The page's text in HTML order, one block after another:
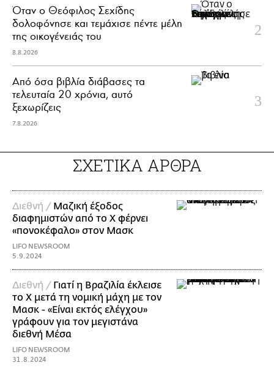
Όταν ο Θεόφιλος Σεχίδης
δολοφόνησε και τεμάχισε πέντε μέλη
της οικογένειάς του
8.8.2026
Από όσα βιβλία διάβασες τα
τελευταία 20 χρόνια, αυτό
ξεχωρίζεις
7.8.2026
ΣΧΕΤΙΚΑ ΑΡΘΡΑ
Διεθνή / Μαζική έξοδος
διαφημιστών από το Χ φέρνει
«πονοκέφαλο» στον Μασκ
LIFO NEWSROOM
5.9.2024
Διεθνή / Γιατί η Βραζιλία έκλεισε
το X μετά τη νομική μάχη με τον
Μασκ - «Είναι εκτός ελέγχου»
γράφουν για τον μεγιστάνα
διεθνή Μέσα
LIFO NEWSROOM
31.8.2024